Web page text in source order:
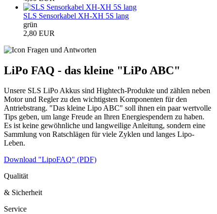
SLS Sensorkabel XH-XH 5S lang
grün
2,80 EUR
LiPo FAQ - das kleine "LiPo ABC"
Unsere SLS LiPo Akkus sind Hightech-Produkte und zählen neben
Motor und Regler zu den wichtigsten Komponenten für den
Antriebstrang. "Das kleine Lipo ABC" soll ihnen ein paar wertvolle
Tips geben, um lange Freude an Ihren Energiespendern zu haben.
Es ist keine gewöhnliche und langweilige Anleitung, sondern eine
Sammlung von Ratschlägen für viele Zyklen und langes Lipo-
Leben.
Download "LipoFAQ" (PDF)
Qualität
& Sicherheit
Service